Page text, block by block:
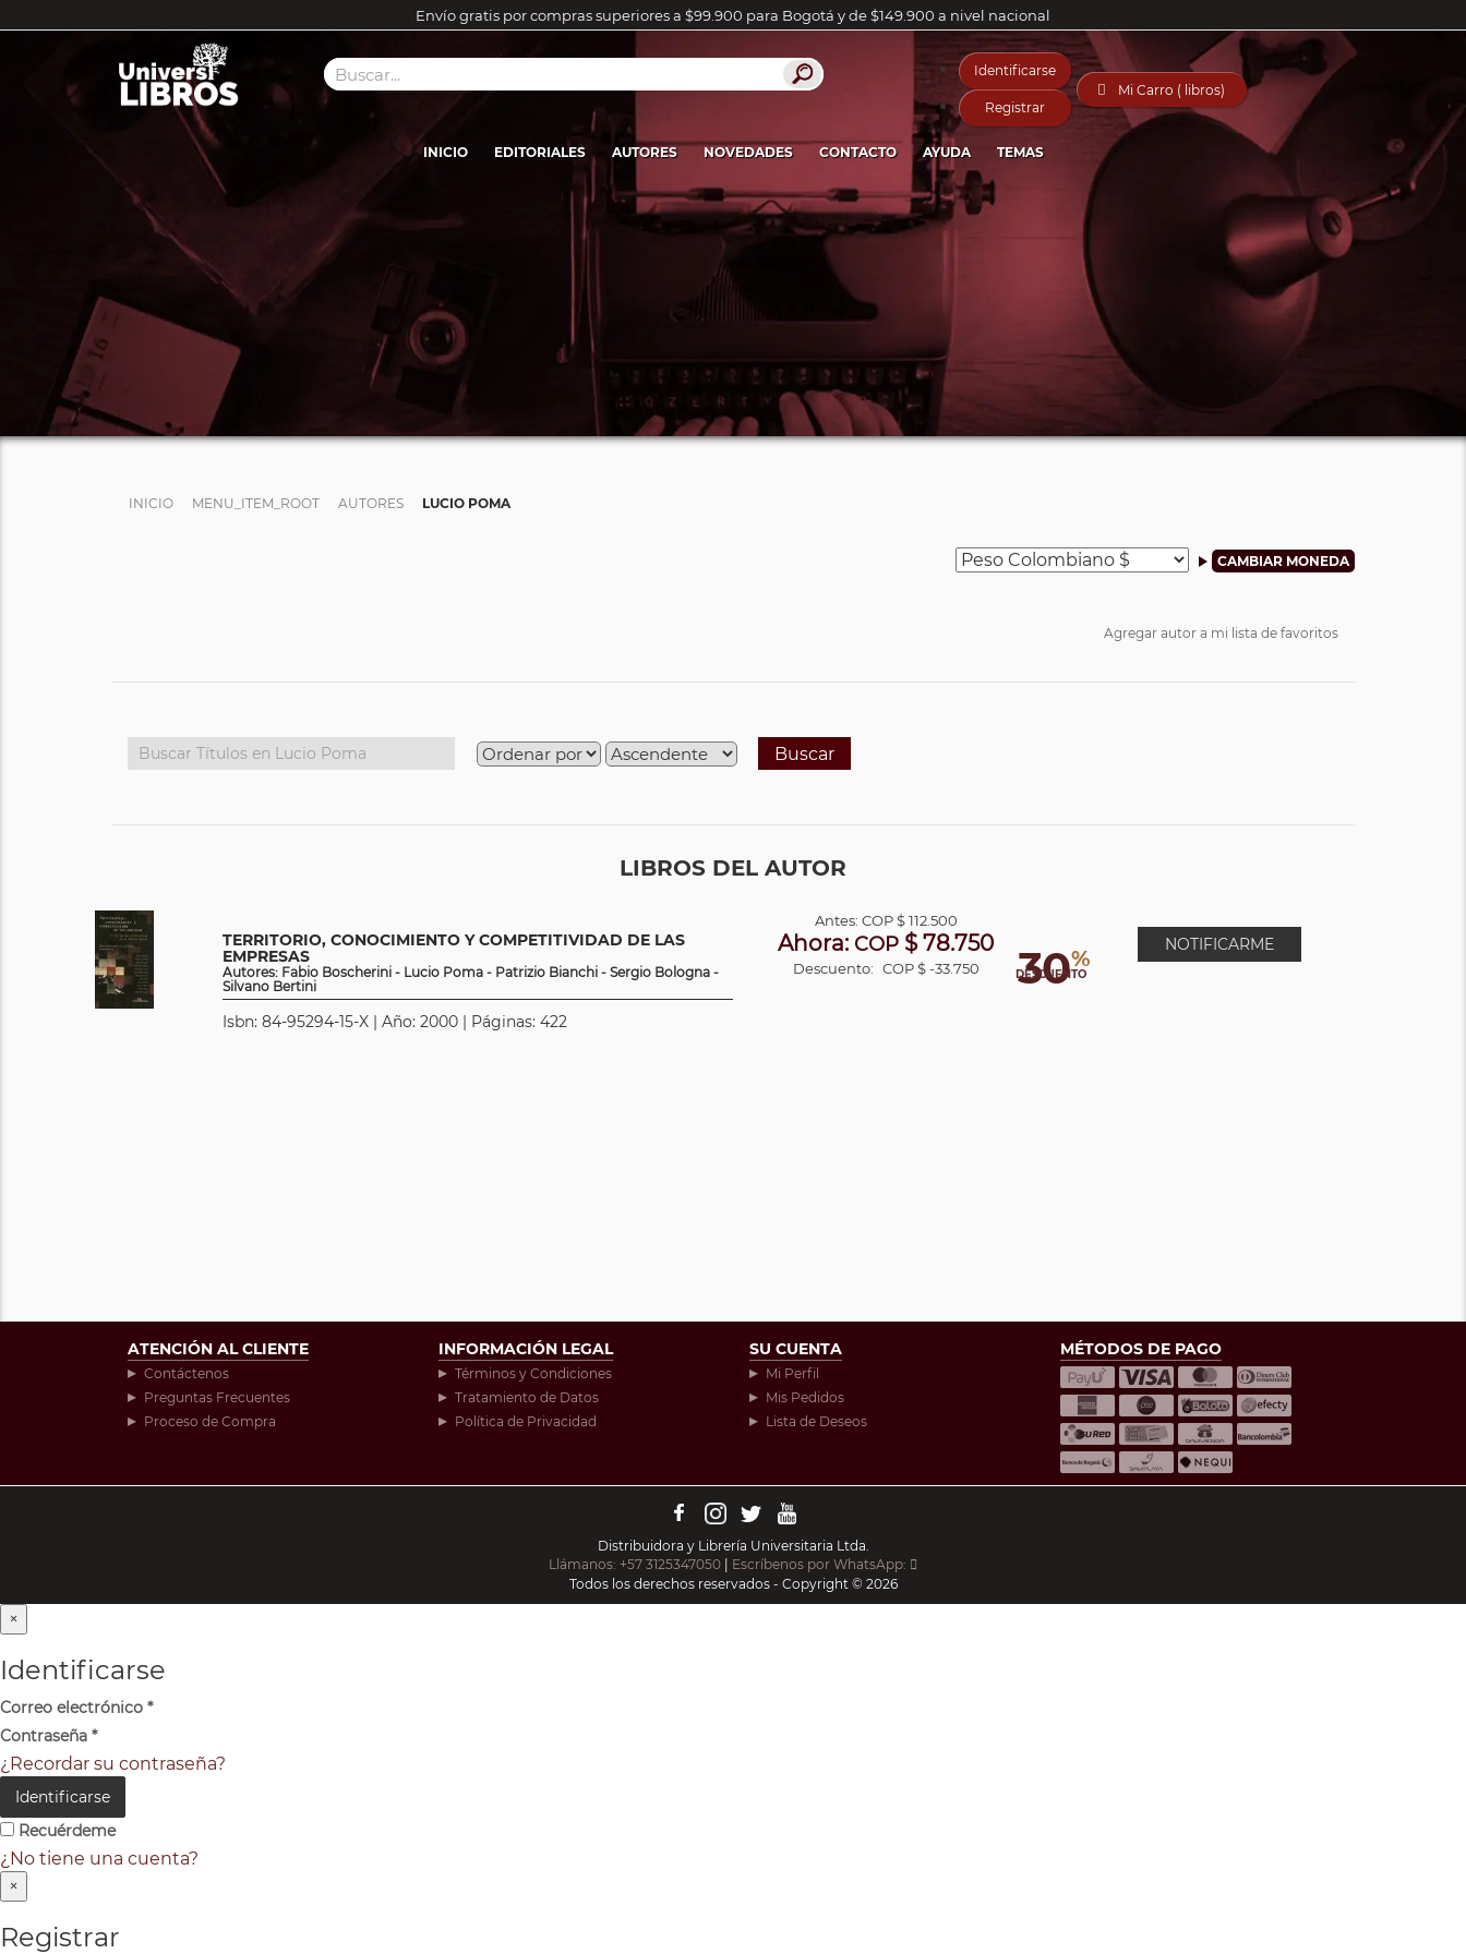
Envío gratis por compras superiores a $99.900 para Bogotá y de $149.900 a nivel nacional
Identificarse
Registrar
 Mi Carro ( libros)
INICIO EDITORIALES AUTORES NOVEDADES CONTACTO AYUDA TEMAS
INICIO MENU_ITEM_ROOT AUTORES LUCIO POMA
Agregar autor a mi lista de favoritos
Buscar
LIBROS DEL AUTOR
TERRITORIO, CONOCIMIENTO Y COMPETITIVIDAD DE LAS
EMPRESAS
Autores: Fabio Boscherini - Lucio Poma - Patrizio Bianchi - Sergio Bologna -
Silvano Bertini
Isbn: 84-95294-15-X | Año: 2000 | Páginas: 422
30%
DESCUENTO
Antes: COP$ 112.500
Ahora: COP $ 78.750
Descuento: COP $ -33.750
NOTIFICARME
ATENCIÓN AL CLIENTE
Contáctenos
Preguntas Frecuentes
Proceso de Compra
INFORMACIÓN LEGAL
Términos y Condiciones
Tratamiento de Datos
Política de Privacidad
SU CUENTA
Mi Perfil
Mis Pedidos
Lista de Deseos
MÉTODOS DE PAGO
Distribuidora y Librería Universitaria Ltda.
Llámanos: +57 3125347050
Escríbenos por WhatsApp:
Todos los derechos reservados - Copyright © 2026
×
Identificarse
Correo electrónico *
Contraseña *
¿Recordar su contraseña?
Identificarse
Recuérdeme
¿No tiene una cuenta?
×
Registrar